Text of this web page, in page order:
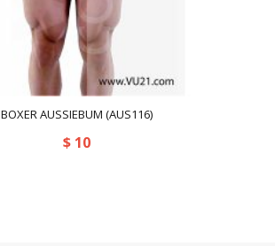
BOXER AUSSIEBUM (AUS116)
$10